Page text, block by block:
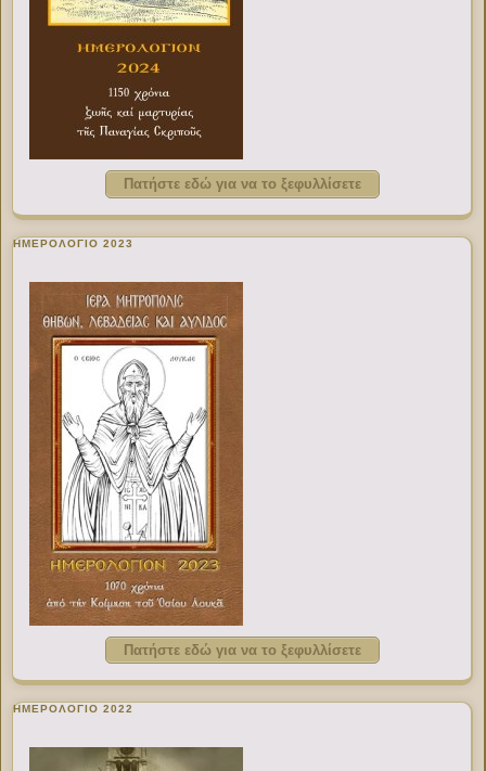
Πατήστε εδώ για να το ξεφυλλίσετε
ΗΜΕΡΟΛΟΓΙΟ 2023
Πατήστε εδώ για να το ξεφυλλίσετε
ΗΜΕΡΟΛΟΓΙΟ 2022